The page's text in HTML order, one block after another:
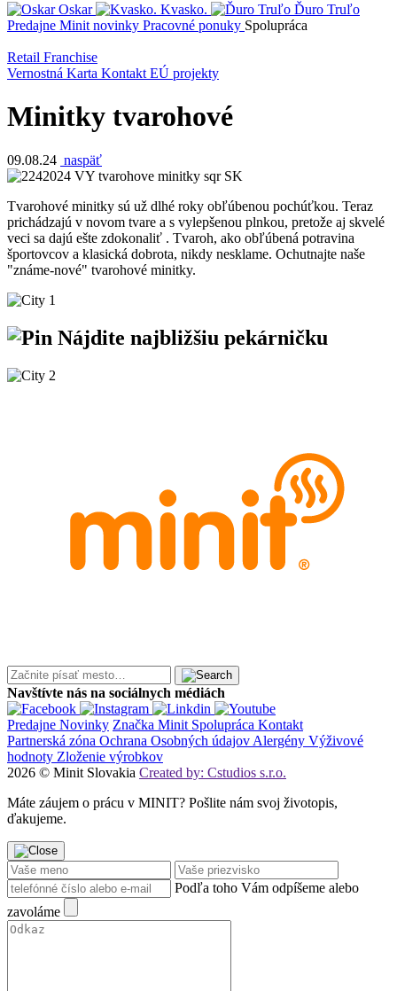
Oskar Kvasko.
Ďuro Truľo
Predajne Minit novinky Pracovné ponuky Spolupráca
Retail Franchise
Vernostná Karta Kontakt EÚ projekty
Minitky tvarohové
09.08.24 naspäť
Tvarohové minitky sú už dlhé roky obľúbenou pochúťkou. Teraz
prichádzajú v novom tvare a s vylepšenou plnkou, pretože aj skvelé
veci sa dajú ešte zdokonaliť . Tvaroh, ako obľúbená potravina
športovcov a klasická dobrota, nikdy nesklame. Ochutnajte naše
"známe-nové" tvarohové minitky.
Nájdite najbližšiu pekárničku
Navštívte nás na sociálnych médiách
Predajne Novinky Značka Minit Spolupráca Kontakt
Partnerská zóna Ochrana Osobných údajov Alergény Výživové
hodnoty Zloženie výrobkov
2026 © Minit Slovakia Created by: Cstudios s.r.o.
Máte záujem o prácu v MINIT? Pošlite nám svoj životopis,
ďakujeme.
Podľa toho Vám odpíšeme alebo
zavoláme